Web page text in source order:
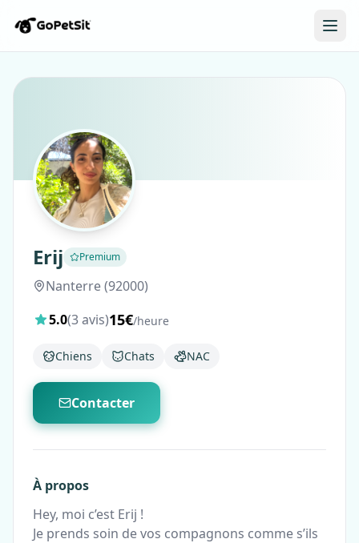
Erij Premium
Nanterre (92000)
5.0(3 avis)15€/heure
Chiens Chats NAC
Contacter
À propos
Hey, moi c’est Erij !
Je prends soin de vos compagnons comme s’ils